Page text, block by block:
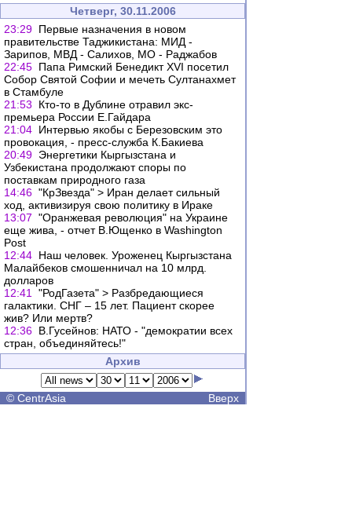
Четверг, 30.11.2006
23:29 Первые назначения в новом
правительстве Таджикистана: МИД -
Зарипов, МВД - Салихов, МО - Раджабов
22:45 Папа Римский Бенедикт XVI посетил
Собор Святой Софии и мечеть Султанахмет
в Стамбуле
21:53
Кто-то в Дублине отравил экс-
премьера России Е.Гайдара
21:04 Интервью якобы с Березовским это
провокация, - пресс-служба К.Бакиева
20:49 Энергетики Кыргызстана и
Узбекистана продолжают cпоры по
поставкам природного газа
14:46 "КрЗвезда" > Иран делает сильный
ход, активизируя свою политику в Ираке
13:07 "Оранжевая революция" на Украине
еще жива, - отчет В.Ющенко в Washington
Post
12:44 Наш человек. Уроженец Кыргызстана
Малайбеков смошенничал на 10 млрд.
долларов
12:41
"РодГазета" > Разбредающиеся
галактики. СНГ – 15 лет. Пациент скорее
жив? Или мертв?
12:36 В.Гусейнов: НАТО - "демократии всех
стран, объединяйтесь!"
Архив
© CentrAsia Вверх